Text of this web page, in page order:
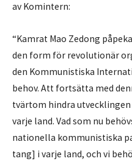
av Komintern:
“Kamrat Mao Zedong
den form för revolutionär
den Kommunistiska
behov. Att fortsätta med
tvärtom hindra
varje land. Vad som nu
nationella kommunistiska
tang] i varje land, och vi